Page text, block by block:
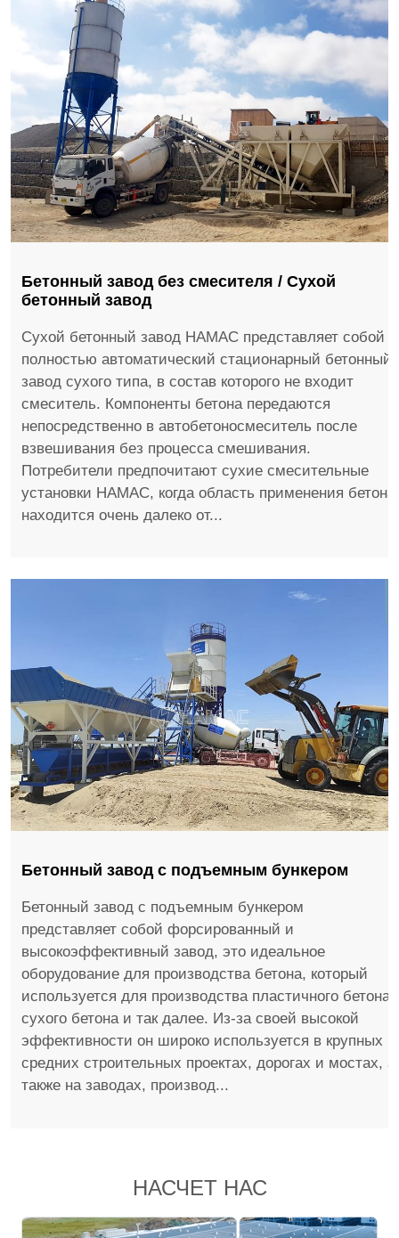
Бетонный завод без смесителя / Сухой
бетонный завод
Сухой бетонный завод HAMAC представляет собой
полностью автоматический стационарный бетонный
завод сухого типа, в состав которого не входит
смеситель. Компоненты бетона передаются
непосредственно в автобетоносмеситель после
взвешивания без процесса смешивания.
Потребители предпочитают сухие смесительные
установки HAMAC, когда область применения бетона
находится очень далеко от...
Бетонный завод с подъемным бункером
Бетонный завод с подъемным бункером
представляет собой форсированный и
высокоэффективный завод, это идеальное
оборудование для производства бетона, который
используется для производства пластичного бетона,
сухого бетона и так далее. Из-за своей высокой
эффективности он широко используется в крупных и
средних строительных проектах, дорогах и мостах, а
также на заводах, производ...
НАСЧЕТ НАС